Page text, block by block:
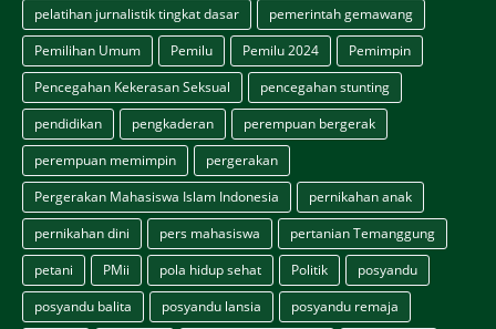
pelatihan jurnalistik tingkat dasar
pemerintah gemawang
Pemilihan Umum
Pemilu Pemilu 2024
Pemimpin
Pencegahan Kekerasan Seksual
pencegahan stunting
pendidikan
pengkaderan
perempuan bergerak
perempuan memimpin
pergerakan
Pergerakan Mahasiswa Islam Indonesia
pernikahan anak
pernikahan dini
pers mahasiswa
pertanian Temanggung
petani
PMii pola hidup sehat Politik
posyandu
posyandu balita
posyandu lansia
posyandu remaja